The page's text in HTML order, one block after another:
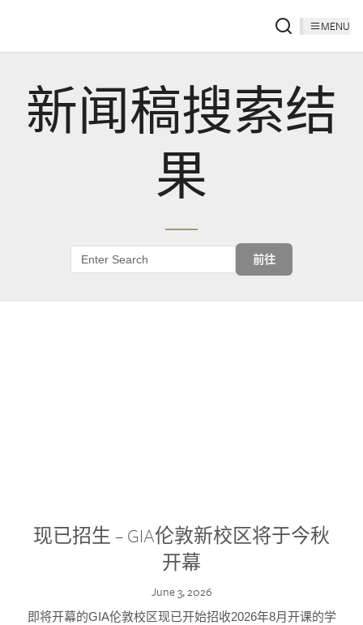
MENU
新闻稿搜索结
果
前往
现已招生 – GIA伦敦新校区将于今秋
开幕
June 3, 2026
即将开幕的GIA伦敦校区现已开始招收2026年8月开课的学